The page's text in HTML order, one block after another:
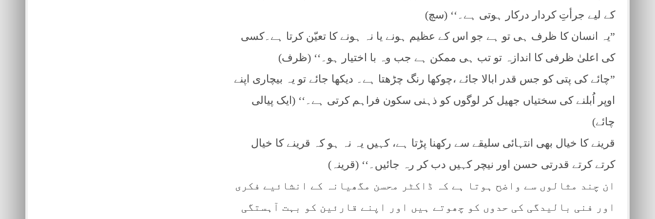
کے لیے جرأتِ کردار درکار ہوتی ہے۔‘‘ (سچ)
”یہ انسان کا ظرف ہی تو ہے جو اس کے عظیم ہونے یا نہ ہونے کا تعیّن کرتا ہے۔کسی
کی اعلیٰ ظرفی کا اندازہ تو تب ہی ممکن ہے جب وہ با اختیار ہو۔‘‘ (ظرف)
”چائے کی پتی کو جس قدر ابالا جائے ،چوکھا رنگ چڑھتا ہے۔ دیکھا جائے تو یہ بیچاری اپنے
اوپر اُبلنے کی سختیاں جھیل کر لوگوں کو ذہنی سکون فراہم کرتی ہے۔‘‘ (ایک پیالی
چائے)
قرینے کا خیال بھی انتہائی سلیقے سے رکھنا پڑتا ہے، کہیں یہ نہ ہو کہ قرینے کا خیال
کرتے کرتے قدرتی حسن اور نیچر کہیں دب کر رہ جائیں۔‘‘ (قرینہ)
ان چند مثالوں سے واضح ہوتا ہے کہ ڈاکٹر محسن مگھیانہ کے انشائیے فکری
اور فنی بالیدگی کی حدوں کو چھوتے ہیں اور اپنے قارئین کو بہت آہستگی